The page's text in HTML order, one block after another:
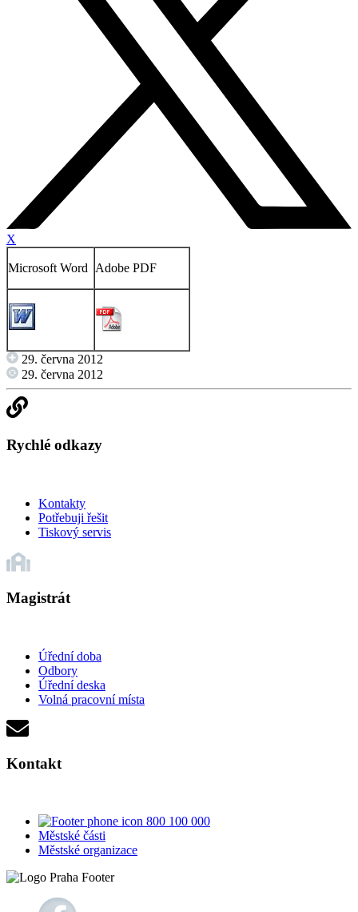
X
Microsoft Word Adobe PDF
29. června 2012
29. června 2012
Rychlé odkazy
Kontakty
Potřebuji řešit
Tiskový servis
Magistrát
Úřední doba
Odbory
Úřední deska
Volná pracovní místa
Kontakt
800 100 000
Městské části
Městské organizace